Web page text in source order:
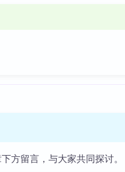
方留言，与大家共同探讨。